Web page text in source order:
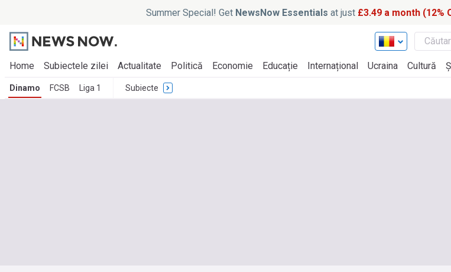
Summer Special! Get NewsNow Essentials at just £3.49 a month (12%
Home Subiectele zilei Actualitate Politică Economie Educație Internațional Ucraina Cultură
Dinamo FCSB Liga 1 Subiecte